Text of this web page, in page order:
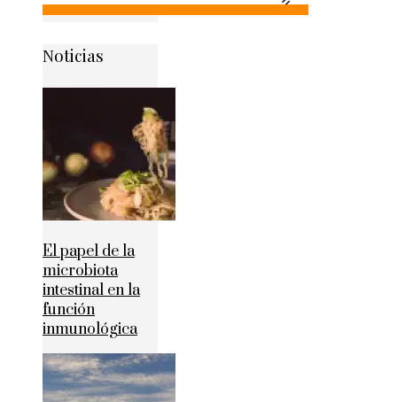
Noticias
El papel de la
microbiota
intestinal en la
función
inmunológica